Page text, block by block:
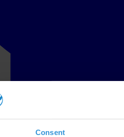
Consent